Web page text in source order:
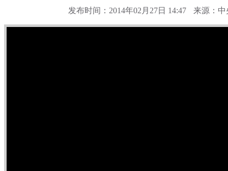
发布时间：2014年02月27日 14:47 来源：中